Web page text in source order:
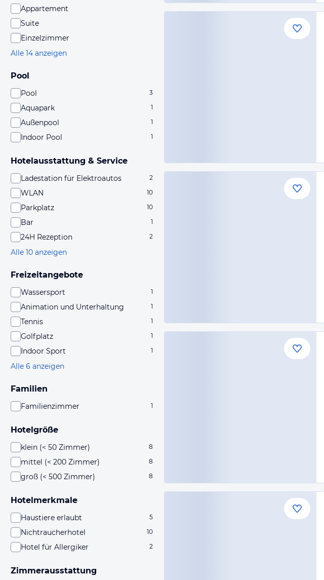
Appartement
Suite
Einzelzimmer
Alle 14 anzeigen
Pool
Pool 3
Aquapark 1
Außenpool 1
Indoor Pool 1
Hotelausstattung & Service
Ladestation für Elektroautos 2
WLAN 10
Parkplatz 10
Bar 1
24H Rezeption 2
Alle 10 anzeigen
Freizeitangebote
Wassersport 1
Animation und Unterhaltung 1
Tennis 1
Golfplatz 1
Indoor Sport 1
Alle 6 anzeigen
Familien
Familienzimmer 1
Hotelgröße
klein (< 50 Zimmer) 8
mittel (< 200 Zimmer) 8
groß (< 500 Zimmer) 8
Hotelmerkmale
Haustiere erlaubt 5
Nichtraucherhotel 10
Hotel für Allergiker 2
Zimmerausstattung